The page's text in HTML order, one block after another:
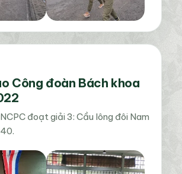
Công đoàn Bách khoa
đoạt giải 3: Cầu lông đôi Nam